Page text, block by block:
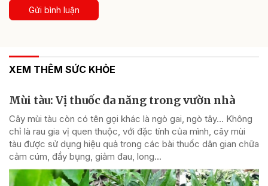
Gửi bình luận
XEM THÊM SỨC KHỎE
Mùi tàu: Vị thuốc đa năng trong vườn nhà
Cây mùi tàu còn có tên gọi khác là ngò gai, ngò tây… Không
chỉ là rau gia vị quen thuộc, với đặc tính của mình, cây mùi
tàu được sử dụng hiệu quả trong các bài thuốc dân gian chữa
cảm cúm, đầy bụng, giảm đau, long...